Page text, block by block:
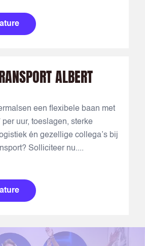
ALBERT
een flexibele baan met
uur, toeslagen, sterke
én gezellige collega’s bij
Solliciteer nu....